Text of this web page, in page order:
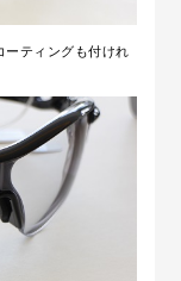
ーティングも付けれ